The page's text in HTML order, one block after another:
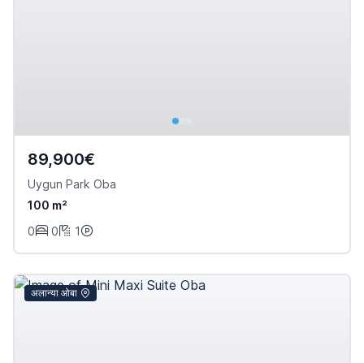
89,900€
Uygun Park Oba
100 m²
0
0 1
अलान्या ओबा